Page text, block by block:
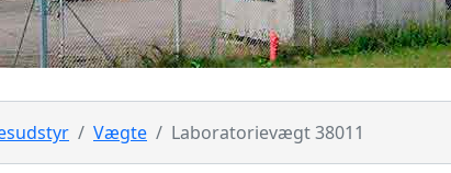
Vægte Laboratorievægt 38011